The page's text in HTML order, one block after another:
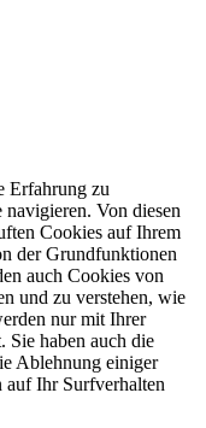
Erfahrung zu
navigieren. Von diesen
Cookies auf Ihrem
der Grundfunktionen
auch Cookies von
und zu verstehen, wie
nur mit Ihrer
Sie haben auch die
Ablehnung einiger
auf Ihr Surfverhalten